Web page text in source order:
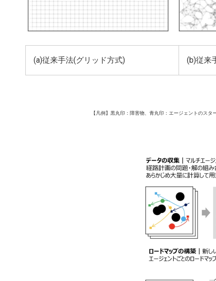
(a)従来手法(グリッド方式) (b)従来
【凡例】黒丸印：障害物、青丸印：エージェントのス